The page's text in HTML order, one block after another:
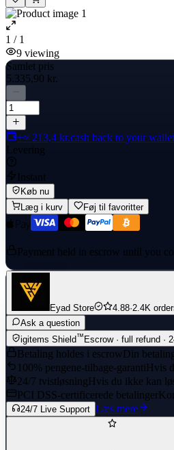
1 / 1
9 viewing
Samlet pris
5.335,90 kr.
+≈ 213,4 kr.cash back to your wallet
Levering
Instant
Køb nu
Læg i kurv
Føj til favoritter
Payment held in escrow until you
Eyad Store 4.88·2.4K
Ask a question
igitems Shield™ Escrow · full refund ·
Betaling holdes i escrowDin
100% pengene-tilbage-garantiHvis
24/7 tvistløsningHvis du ikke kan
PCI DSS-certificerede betalinger
24/7 Live Support Læs mere